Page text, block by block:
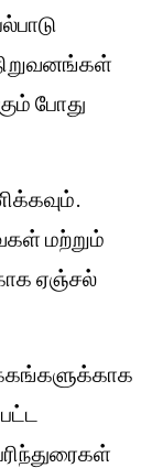
போது
மற்றும்
ஏஞ்சல்